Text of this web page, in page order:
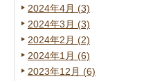
2024年4月 (3)
2024年3月 (3)
2024年2月 (2)
2024年1月 (6)
2023年12月 (6)